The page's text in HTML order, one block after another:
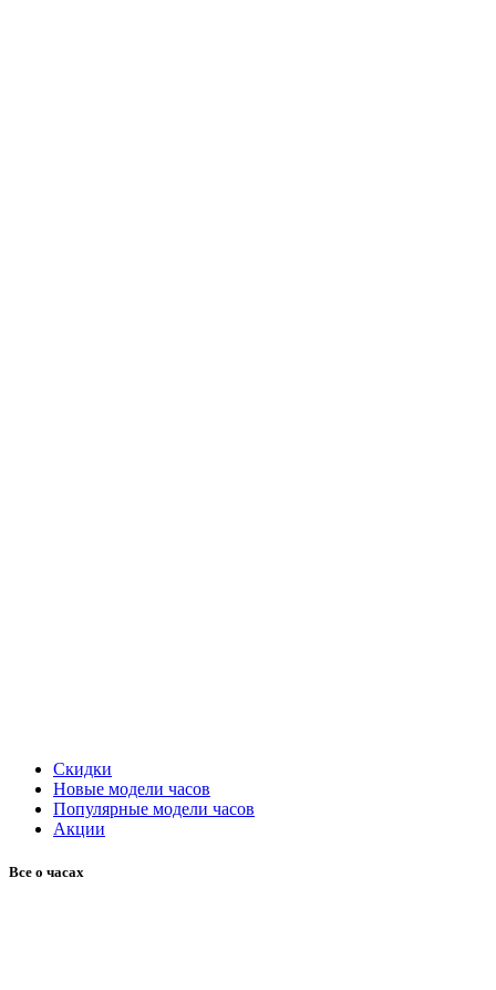
Скидки
Новые модели часов
Популярные модели часов
Акции
Все о часах